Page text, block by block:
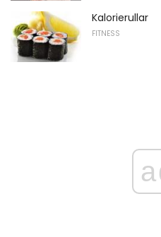
Kalorierullar
FITNESS